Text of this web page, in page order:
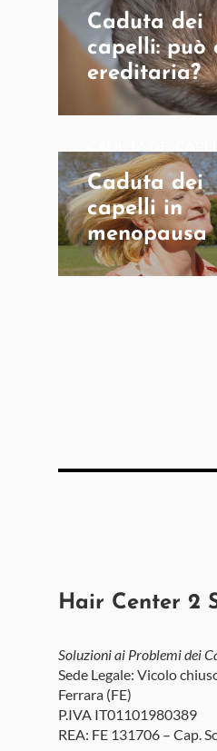
Caduta dei
capelli: può
ereditaria?
Caduta dei
capelli in
menopausa
Hair Center 2
Soluzioni ai Problemi dei
Sede Legale: Vicolo
Ferrara (FE)
P.IVA IT01101980389
REA: FE 131706 – Cap.